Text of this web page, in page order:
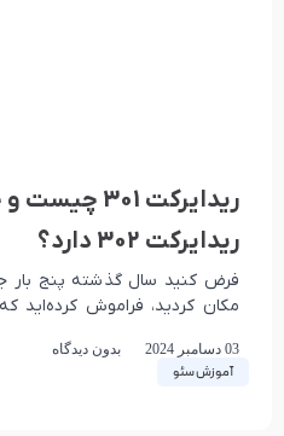
آموزش سئو
ریدایرکت 301
ریدایرکت 302 دارد؟
فرض کنید سال گذشته پنج بار
مکان کردید، فراموش کرده‌اید
03 دسامبر 2024 بدون دیدگاه